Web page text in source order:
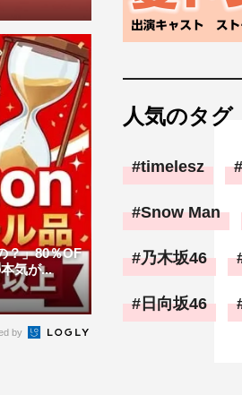
？」80％OF
気が...
by
人気のタグ
timelesz
Snow Man
乃木坂46
日向坂46